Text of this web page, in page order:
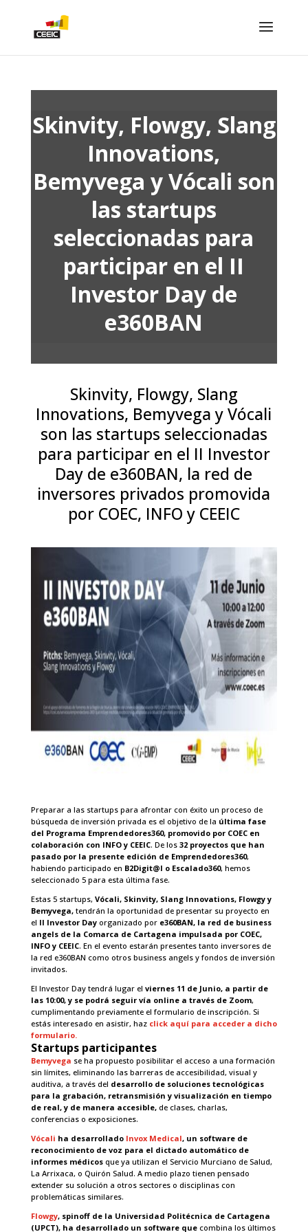
Skinvity, Flowgy, Slang
Innovations,
Bemyvega y Vócali son
las startups
seleccionadas para
participar en el II
Investor Day de
e360BAN
Skinvity, Flowgy, Slang
Innovations, Bemyvega y Vócali
son las startups seleccionadas
para participar en el II Investor
Day de e360BAN, la red de
inversores privados promovida
por COEC, INFO y CEEIC
Preparar a las startups para afrontar con éxito un proceso de
búsqueda de inversión privada es el objetivo de la última fase
del Programa Emprendedores360, promovido por COEC en
colaboración con INFO y CEEIC. De los 32 proyectos que han
pasado por la presente edición de Emprendedores360,
habiendo participado en B2Digit@l o Escalado360, hemos
seleccionado 5 para esta última fase.
Estas 5 startups, Vócali, Skinvity, Slang Innovations, Flowgy y
Bemyvega,tendrán la oportunidad de presentar su proyecto en
el II Investor Dayorganizado por e360BAN, la red de business
angels de la Comarca de Cartagena impulsada por COEC,
INFO y CEEIC. En el evento estarán presentes tanto inversores de
la red e360BAN como otros business angels y fondos de inversión
invitados.
El Investor Day tendrá lugar el viernes 11 de Junio, a partir de
las 10:00, y se podrá seguir vía online a través de Zoom,
cumplimentando previamente el formulario de inscripción. Si
estás interesado en asistir, haz click aquí para acceder a dicho
formulario.
Startups participantes
Bemyvega se ha propuesto posibilitar el acceso a una formación
sin límites, eliminando las barreras de accesibilidad, visual y
auditiva, a través del desarrollo de soluciones tecnológicas
para la grabación, retransmisión y visualización en tiempo
de real, y de manera accesible,de clases, charlas,
conferencias o exposiciones.
Vócali ha desarrollado Invox Medical, un software de
reconocimiento de voz para el dictado automático de
informes médicosque ya utilizan el Servicio Murciano de Salud,
La Arrixaca, o Quirón Salud. A medio plazo tienen pensado
extender su solución a otros sectores o disciplinas con
problemáticas similares.
Flowgy, spinoff de la Universidad Politécnica de Cartagena
(UPCT), ha desarrollado un software quecombina los últimos